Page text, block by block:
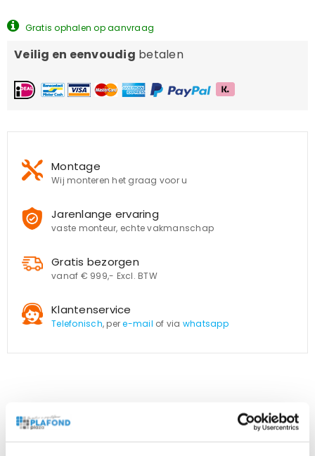
Gratis ophalen op aanvraag
Veilig en eenvoudig betalen
Montage
Wij monteren het graag voor u
Jarenlange ervaring
vaste monteur, echte vakmanschap
Gratis bezorgen
vanaf € 999,- Excl. BTW
Klantenservice
Telefonisch, pere-mail of via whatsapp